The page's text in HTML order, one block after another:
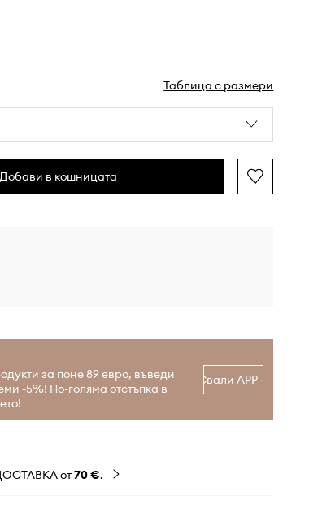
Таблица с размери
Добави в кошницата
за поне 89 евро, въведи
-5%! По-голяма отстъпка в
Свали APP-а
от70 €.